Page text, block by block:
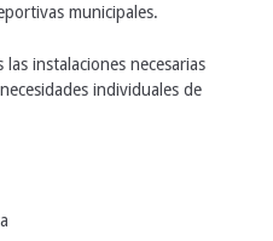
municipales.
instalaciones necesarias
individuales de